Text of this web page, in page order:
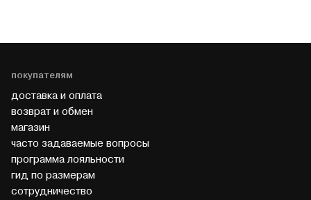
покупателям
доставка и оплата
возврат и обмен
магазин
часто задаваемые вопросы
программа лояльности
гид по размерам
cотрудничество